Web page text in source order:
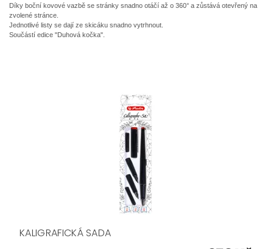
Díky boční kovové vazbě se stránky snadno otáčí až o 360° a zůstává otevřený na
zvolené stránce.
Jednotlivé listy se dají ze skicáku snadno vytrhnout.
Součástí edice "Duhová kočka".
KALIGRAFICKÁ SADA